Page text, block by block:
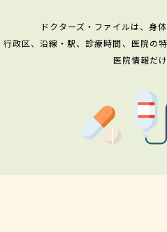
ドクターズ・ファイルは、身
行政区、沿線・駅、診療時間、医院の
医院情報だ